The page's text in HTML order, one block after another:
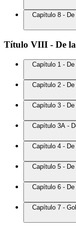
Capítulo 8 -
Título VIII - De
Capítulo 1 -
Capítulo 2 -
Capítulo 3 -
Capítulo 3A -
Capítulo 4 -
Capítulo 5 -
Capítulo 6 -
Capítulo 7 -